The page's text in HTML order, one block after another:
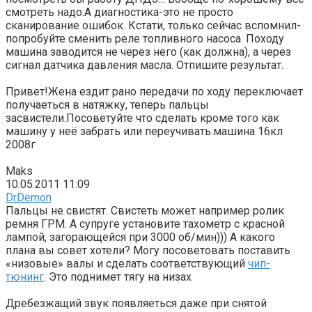
смотреть надо.А диагностика-это не просто
сканирование ошибок. Кстати, только сейчас вспомнил-
попробуйте сменить реле топливного насоса. Походу
машина заводится не через него (как должна), а через
сигнал датчика давления масла. Отпишите результат.
Привет!Жена ездит рано передачи по ходу переключает
получаеться в натяжку, теперь пальцы
засвистели.Посоветуйте что сделать кроме того как
машину у неё забрать или переучивать.машина 16кл
2008г
Maks
10.05.2011 11:09
DrDemon
Пальцы не свистят. Свистеть может например ролик
ремня ГРМ. А супруге установите тахометр с красной
лампой, загорающейся при 3000 об/мин))) А какого
плана вы совет хотели? Могу посоветовать поставить
«низовые» валы и сделать соответствующий чип-
тюнинг. Это поднимет тягу на низах
Дребезжащий звук появляеться даже при снятой